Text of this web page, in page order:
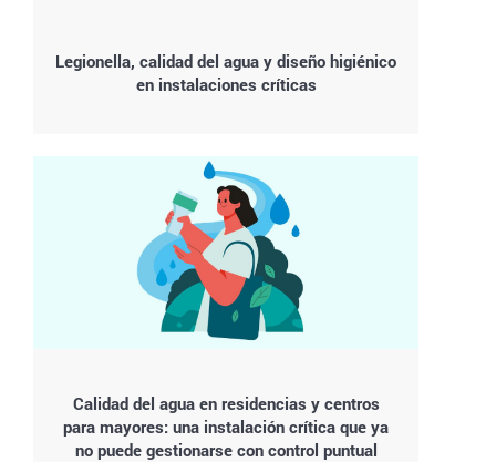
Legionella, calidad del agua y diseño higiénico
en instalaciones críticas
Calidad del agua en residencias y centros
para mayores: una instalación crítica que ya
no puede gestionarse con control puntual